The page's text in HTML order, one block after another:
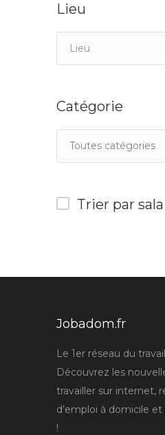
Lieu
Catégorie
Toutes catégories
Trier par
Jobadom.fr
Le 1er réseau du
Découvrez les
travailler sur internet,
d’emploi à domicile
!